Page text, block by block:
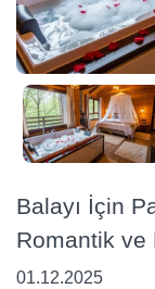
Balayı İçin
Romantik ve
01.12.2025